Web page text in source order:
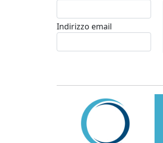
Indirizzo email